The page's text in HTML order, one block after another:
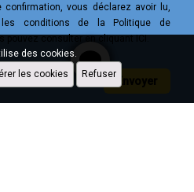
vous déclarez avoir lu,
conditions de la Politique de
Envoyer
des cookies.
les cookies Refuser